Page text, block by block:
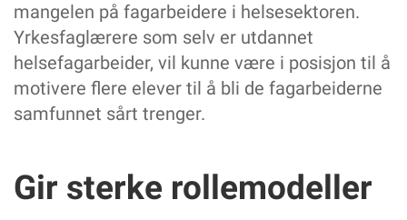
mangelen på fagarbeidere i helsesektoren.
Yrkesfaglærere som selv er utdannet
helsefagarbeider, vil kunne være i posisjon til å
motivere flere elever til å bli de fagarbeiderne
samfunnet sårt trenger.
Gir sterke rollemodeller